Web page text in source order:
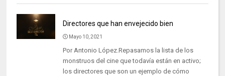
Directores que han envejecido bien
Mayo 10, 2021
Por Antonio López.Repasamos la lista de los
monstruos del cine que todavía están en activo;
los directores que son un ejemplo de cómo